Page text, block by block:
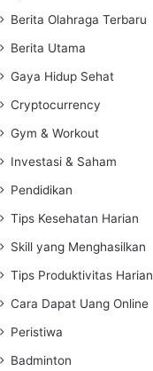
Berita Olahraga Terbaru
Berita Utama
Gaya Hidup Sehat
Cryptocurrency
Gym & Workout
Investasi & Saham
Pendidikan
Tips Kesehatan Harian
Skill yang Menghasilkan
Tips Produktivitas Harian
Cara Dapat Uang Online
Peristiwa
Badminton